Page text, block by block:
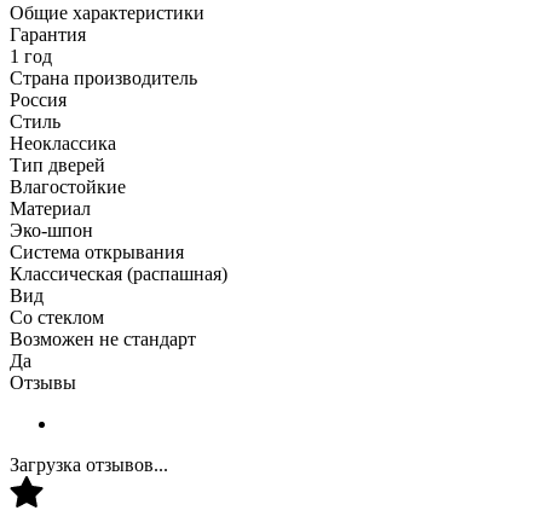
Общие характеристики
Гарантия
1 год
Страна производитель
Россия
Стиль
Неоклассика
Тип дверей
Влагостойкие
Материал
Эко-шпон
Система открывания
Классическая (распашная)
Вид
Со стеклом
Возможен не стандарт
Да
Отзывы
Загрузка отзывов...